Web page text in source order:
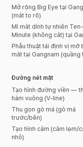
Mở rộng Big Eye tại
(mắt to rõ)
Mí mắt dính tự nhiên Ten-
Minute (không cắt) tại
Phẫu thuật tái định vị mỡ
mắt tại Gangnam (quầng
Đường nét mặt
Tạo hình đường viền —
hàm vuông (V-line)
Thu gọn gò má (gò má
trước/bên)
Tạo hình cằm (cằm lẹm/
nhô)